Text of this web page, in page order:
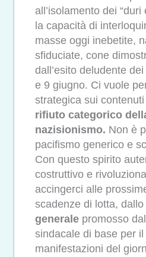
all’isolamento dei
la capacità di
masse oggi inebetite,
sfiduciate, cone
dall’esito deludente
e 9 giugno. Ci vuole
strategica sui
rifiuto categorico
nazisionismo. Non è
pacifismo generico e
Con questo spirito
costruttivo e
accingerci alle
scadenze di lotta, dallo
generale promosso
sindacale di base per
manifestazioni del